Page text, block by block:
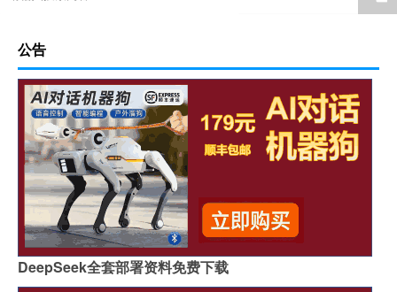
公告
DeepSeek全套部署资料免费下载